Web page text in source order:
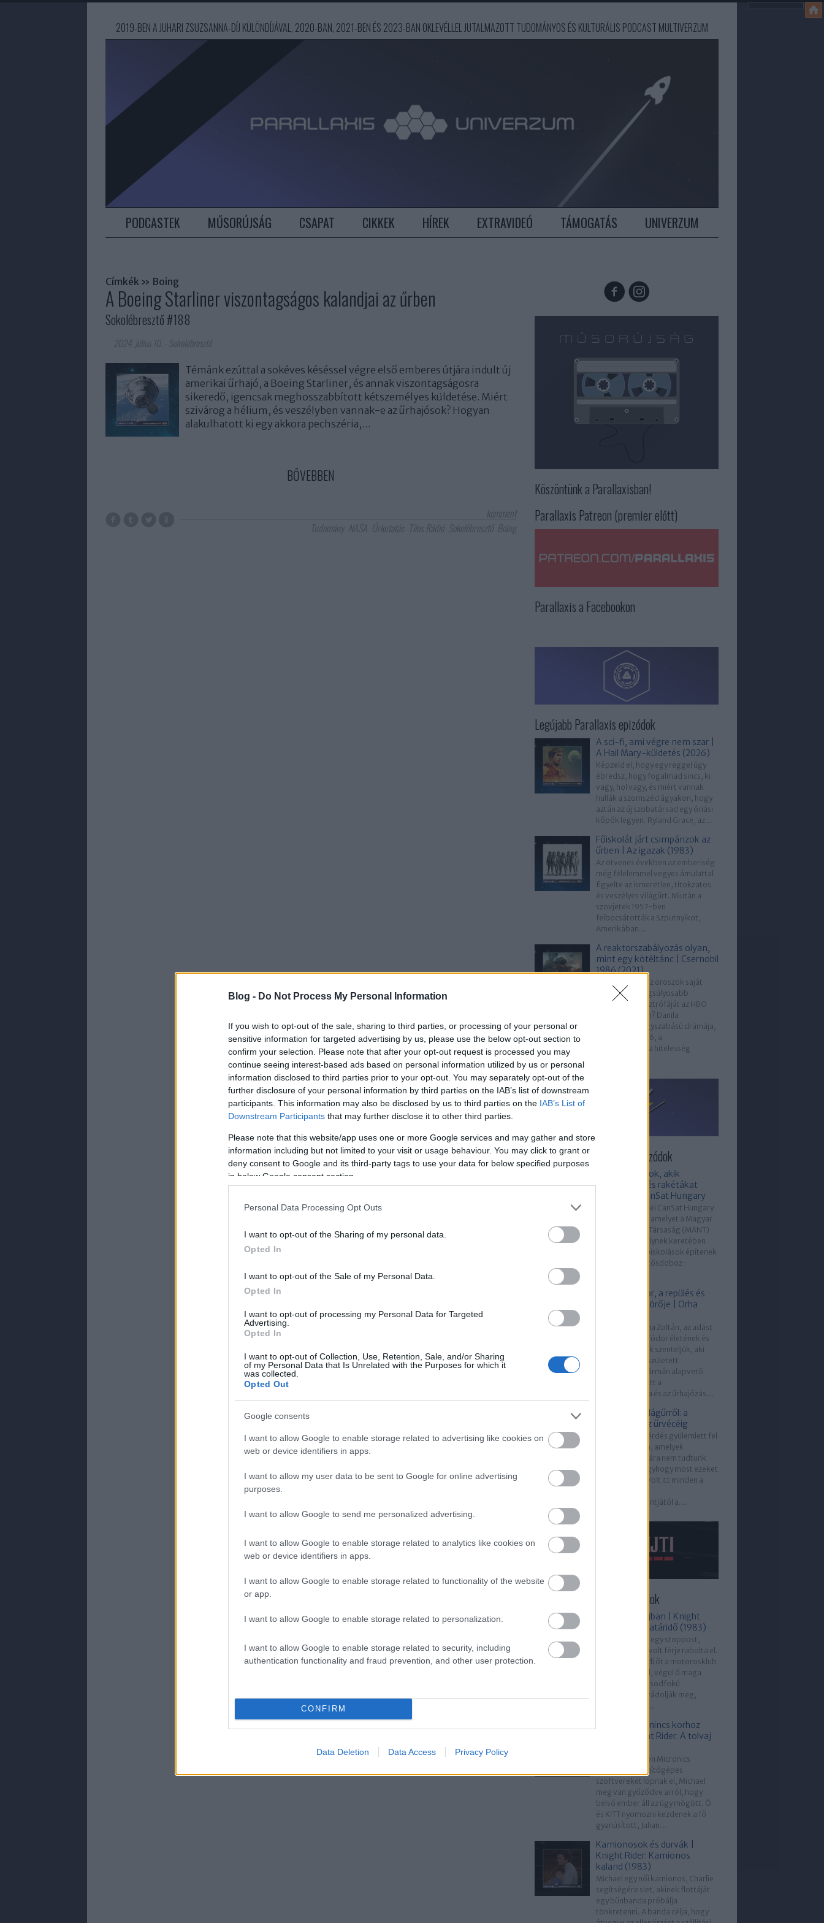
Blog - Do Not Process My Personal Information
If you wish to opt-out of the sale, sharing to third parties, or processing of your personal or
sensitive information for targeted advertising by us, please use the below opt-out section to
confirm your selection. Please note that after your opt-out request is processed you may
continue seeing interest-based ads based on personal information utilized by us or personal
information disclosed to third parties prior to your opt-out. You may separately opt-out of the
further disclosure of your personal information by third parties on the IAB’s list of downstream
participants. This information may also be disclosed by us to third parties on the IAB’s List of
Downstream Participants that may further disclose it to other third parties.
Please note that this website/app uses one or more Google services and may gather and store
information including but not limited to your visit or usage behaviour. You may click to grant or
deny consent to Google and its third-party tags to use your data for below specified purposes
in below Google consent section.
Personal Data Processing Opt Outs
I want to opt-out of the Sharing of my personal data.
Opted In
I want to opt-out of the Sale of my Personal Data.
Opted In
I want to opt-out of processing my Personal Data for Targeted
Advertising.
Opted In
I want to opt-out of Collection, Use, Retention, Sale, and/or Sharing
of my Personal Data that Is Unrelated with the Purposes for which it
was collected.
Opted Out
Google consents
I want to allow Google to enable storage related to advertising like cookies on
web or device identifiers in apps.
I want to allow my user data to be sent to Google for online advertising
purposes.
I want to allow Google to send me personalized advertising.
I want to allow Google to enable storage related to analytics like cookies on
web or device identifiers in apps.
I want to allow Google to enable storage related to functionality of the website
or app.
I want to allow Google to enable storage related to personalization.
I want to allow Google to enable storage related to security, including
authentication functionality and fraud prevention, and other user protection.
CONFIRM
Data Deletion Data Access Privacy Policy
2019-BEN A JUHARI ZSUZSANNA-DÍJ KÜLÖNDÍJÁVAL, 2020-BAN, 2021-BEN ÉS 2023-BAN OKLEVÉLLEL JUTALMAZOTT TUDOMÁNYOS ÉS KULTURÁLIS PODCAST MULTIVERZUM
PODCASTEK MŰSORÚJSÁG CSAPAT CIKKEK HÍREK EXTRAVIDEÓ TÁMOGATÁS UNIVERZUM
Címkék » Boing
A Boeing Starliner viszontagságos kalandjai az űrben
Sokolébresztő #188
2024. július 10. Sokolébresztő
Témánk ezúttal a sokéves késéssel végre első emberes útjára indult új
amerikai űrhajó, a Boeing Starliner, és annak viszontagságosra
sikeredő, igencsak meghosszabbított kétszemélyes küldetése. Miért
szivárog a hélium, és veszélyben vannak-e az űrhajósok? Hogyan
alakulhatott ki egy akkora pechszéria,…
BŐVEBBEN
komment
Tudomány NASA Űrkutatás Tilos Rádió Sokolébresztő Boing
Köszöntünk a Parallaxisban!
Parallaxis Patreon (premier előtt)
Parallaxis a Facebookon
Legújabb Parallaxis epizódok
A sci-fi, ami végre nem szar |
A Hail Mary-küldetés (2026)
Képzeld el, hogy egy reggel úgy
ébredsz, hogy fogalmad sincs, ki
vagy, hol vagy, és miért vannak
hullák a szomszéd ágyakon, hogy
aztán az új szobatársad egy óriási
kőpók legyen. Ryland Grace, az...
Főiskolát járt csimpánzok az
űrben | Az igazak (1983)
Az ötvenes években az emberiség
még félelemmel vegyes ámulattal
figyelte az ismeretlen, titokzatos
és veszélyes világűrt. Miután a
szovjetek 1957-ben
felbocsátották a Szputnyikot,
Amerikában...
A reaktorszabályozás olyan,
mint egy kötéltánc | Csernobil
1986 (2021)
Hogyan látják az oroszok saját
történelmük legsúlyosabb
nukleáris katasztrófáját az HBO
világsikere után? Danila
Kozlovszkij nagyszabású drámája,
a Csernobil 1986, a
dokumentarista hitelesség
Legújabb Sokolébresztő epizódok
Középiskolások, akik
műholdakat és rakétákat
építenek | CanSat Hungary
Fő témánk az idei CanSat Hungary
csapatverseny, amelyet a Magyar
Asztronautikai Társaság (MANT)
bonyolít, s amelynek keretében
ezúttal is középiskolások építenek
önműködő üdítősdoboz-
Kármán Tódor, a repülés és
űrhajózás úttörője | Orha
Vendégünk Orha Zoltán, az adást
pedig Kármán Tódor életének és
munkásságának szenteljük, aki
éppen 145 éve született
Budapesten. Kármán alapvető
szerepet játszott a
repüléstechnika és az űrhajózás...
Kérdések a világűrről: a
fotonoktól az űrvécéig
Sok hallgatói kérdés gyülemlett fel
az elmúlt évben, amelyek
megválaszolására nem tudtunk
sort keríteni, úgyhogy most ezeket
törlesztettük. Volt itt minden a
eseményhorizontjától a...
Legújabb Helló, Pajti epizódok
Stoppos a bajban | Knight
Rider: Rövid határidő (1983)
Michael felvesz egy stoppost,
akinek a lányát volt férje rabolta el.
Amikor megvédi őt a motorosklub
néhány tagjától, végül ő maga
kerül bajba: másodfokú
gyilkossággal vádolják meg,
miközben a nő...
A videójáték nincs korhoz
kötve | Knight Rider: A tolvaj
Amikor a Deltron Micronics
vállalattól számítógépes
szoftvereket lopnak el, Michael
meg van győződve arról, hogy
belső ember áll az ügy mögött. Ő
és KITT nyomozni kezdenek a fő
gyanúsított, Julian...
Kamionosok és durvák |
Knight Rider: Kamionos
kaland (1983)
Michael egy női kamionos, Charlie
segítségére siet, akinek flottáját
egy bűnbanda próbálja
tönkretenni. A banda célja, hogy